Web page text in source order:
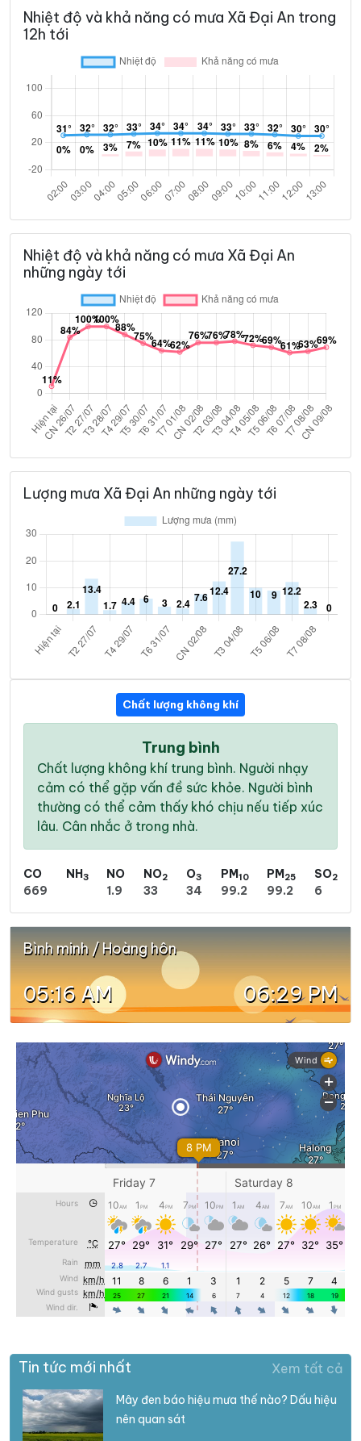
Nhiệt độ và khả năng có mưa Xã Đại An trong
12h tới
Nhiệt độ và khả năng có mưa Xã Đại An
những ngày tới
Lượng mưa Xã Đại An những ngày tới
Chất lượng không khí
Trung bình
Chất lượng không khí trung bình. Người nhạy
cảm có thể gặp vấn đề sức khỏe. Người bình
thường có thể cảm thấy khó chịu nếu tiếp xúc
lâu. Cân nhắc ở trong nhà.
CO
669
NH3
NO
1.9
NO2
33
O3
34
PM10
99.2
PM25
99.2
SO2
6
Bình minh / Hoàng hôn
05:16 AM 06:29 PM
Tin tức mới nhất Xem tất cả
Mây đen báo hiệu mưa thế nào? Dấu hiệu
nên quan sát